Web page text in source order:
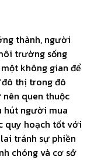
thành, người
trường sống
không gian để
thị trong đô
nên quen thuộc
hút người mua
quy hoạch tốt với
tránh sự phiền
chóng và cơ sở